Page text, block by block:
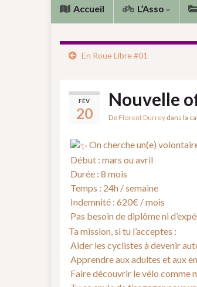
Accueil L’Asso
En Roue Libre #01
FÉV
20
Nouvelle
De Florent Durrey dans la
On cherche un(e)
Début : mars ou avril
Durée : 8 mois
Temps : 24h / semaine
Indemnité : 620€ / mois
Pas besoin de diplôme ni
Ta mission, si tu l’acceptes :
Aider les cyclistes à devenir
Apprendre aux adultes et aux
Faire découvrir le vélo comme